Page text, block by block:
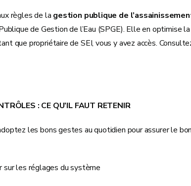
règles de la gestion publique de
de Gestion de l’Eau (SPGE). Elle en optimise
que propriétaire de SEI, vous y avez accès.
: CE QU’IL FAUT RETENIR
les bons gestes au quotidien pour assurer le
sur les réglages du système